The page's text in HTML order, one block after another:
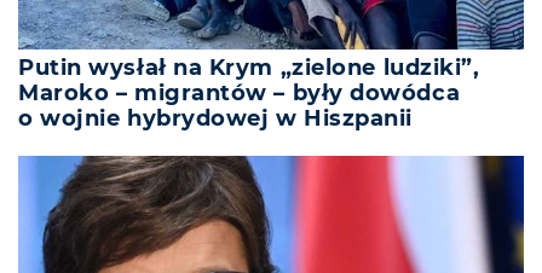
Putin wysłał na Krym „zielone ludziki”,
Maroko – migrantów – były dowódca
o wojnie hybrydowej w Hiszpanii